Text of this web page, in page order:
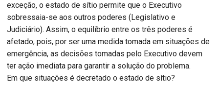
exceção, o estado de sítio permite que o Executivo
sobressaia-se aos outros poderes (Legislativo e
Judiciário). Assim, o equilíbrio entre os três poderes é
afetado, pois, por ser uma medida tomada em situações de
emergência, as decisões tomadas pelo Executivo devem
ter ação imediata para garantir a solução do problema.
Em que situações é decretado o estado de sítio?